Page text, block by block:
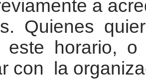
a
Quienes
horario, o
con la